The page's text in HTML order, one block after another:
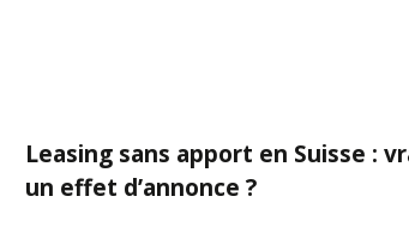
Leasing sans apport en Suisse :
un effet d’annonce ?